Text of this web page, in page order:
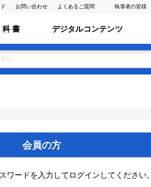
お問い合わせ よくあるご質問 執筆者の皆様
科 書 デジタルコンテンツ
会員の方
ワードを入力してログインしてください。